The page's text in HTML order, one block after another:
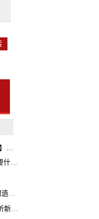
【活力中国调研行】上海机器人研究院以技术标准撬动长三角智造协同
探访国家蛋白质科学研究（上海）设施：想要什么蛋白 AI直接设计合成
（乡村“头雁”）“头雁”破局，一颗火龙果如何造就沪上乡村特色产业化路径
AI观赛来了！这场移动通信行业盛会解锁视听新玩法